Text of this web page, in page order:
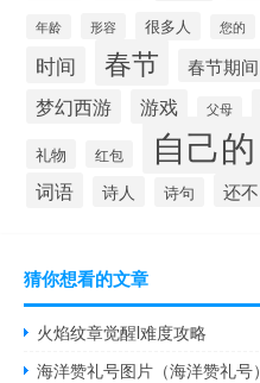
年龄 形容 很多人 您的
时间 春节 春节期间
梦幻西游 游戏 父母
礼物 红包 自己的
词语 诗人 诗句 还不
猜你想看的文章
火焰纹章觉醒l难度攻略
海洋赞礼号图片（海洋赞礼号）